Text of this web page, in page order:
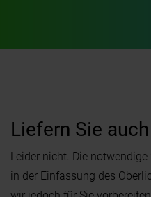
Liefern Sie
Leider nicht. Die
in der Einfassung des